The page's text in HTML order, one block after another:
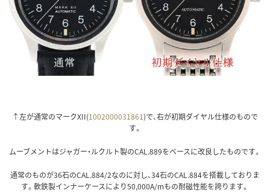
↑左が通常のマークXII(1002000031861)で、右が初期ダイヤル仕様のもので
す。
ムーブメントはジャガー・ルクルト製のCAL.889をベースに改良したものです。
通常のものが36石のCAL.884/2なのに対し、34石のCAL.884を搭載しておりま
す。軟鉄製インナーケースにより50,000A/mもの耐磁性能を誇ります。